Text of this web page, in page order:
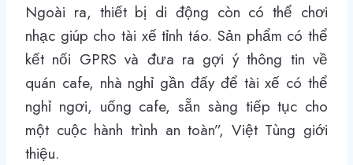
Ngoài ra, thiết bị di động còn có thể chơi
nhạc giúp cho tài xế tỉnh táo. Sản phẩm có thể
kết nối GPRS và đưa ra gợi ý thông tin về
quán cafe, nhà nghỉ gần đấy để tài xế có thể
nghỉ ngơi, uống cafe, sẵn sàng tiếp tục cho
một cuộc hành trình an toàn”, Việt Tùng giới
thiệu.